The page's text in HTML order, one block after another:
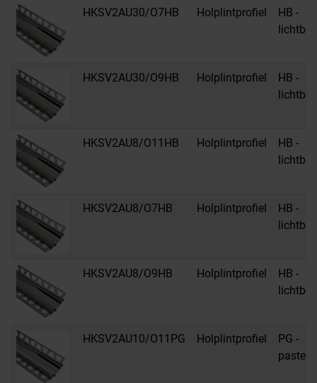
HKSV2AU30/O7HB Holplintprofiel
HB -
HKSV2AU30/O9HB Holplintprofiel
HB -
HKSV2AU8/O11HB Holplintprofiel
HB -
HKSV2AU8/O7HB Holplintprofiel
HB -
HKSV2AU8/O9HB Holplintprofiel
HB -
HKSV2AU10/O11PG Holplintprofiel
PG -